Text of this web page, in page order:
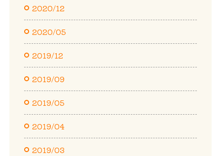
2020/12
2020/05
2019/12
2019/09
2019/05
2019/04
2019/03